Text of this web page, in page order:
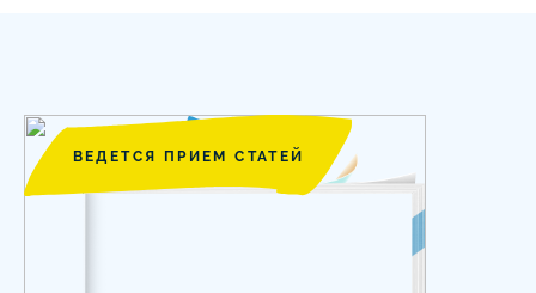
ВЕДЕТСЯ ПРИЕМ СТАТЕЙ